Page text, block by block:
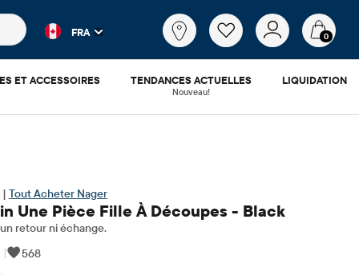
populaires et les résultats de produits au fur et à
FRA 0
ET ACCESSOIRES TENDANCES ACTUELLES
Nouveau!
LIQUIDATION
| Tout Acheter Nager
Une Pièce Fille À Découpes - Black
retour ni échange.
|
568